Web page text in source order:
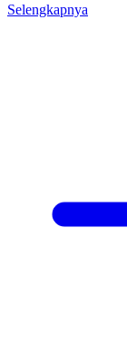
Selengkapnya